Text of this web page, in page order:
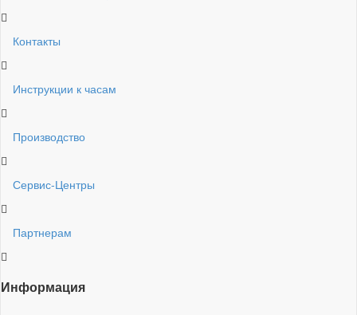
Контакты
Инструкции к часам
Производство
Сервис-Центры
Партнерам
Информация